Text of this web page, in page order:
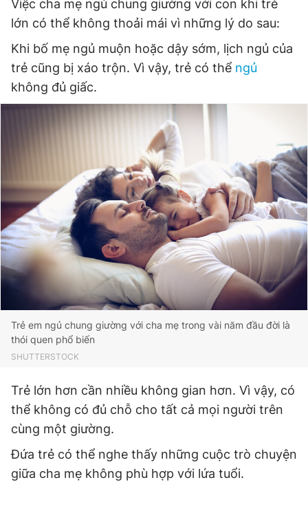
Giấy phép xuất bản số 110/GP - BTTTT cấp ngày 24.3.2020
© 2003-2026 Bản quyền thuộc về Báo Thanh Niên. Cấm sao
bản. Phát triển bởi ePi Technologies, JSC.
Việc cha mẹ ngủ chung giường với con khi trẻ
lớn có thể không thoải mái vì những lý do sau:
Khi bố mẹ ngủ muộn hoặc dậy sớm, lịch ngủ của
trẻ cũng bị xáo trộn. Vì vậy, trẻ có thể ngủ
không đủ giấc.
Trẻ em ngủ chung giường với cha mẹ trong vài năm đầu đời là
thói quen phổ biến
SHUTTERSTOCK
Trẻ lớn hơn cần nhiều không gian hơn. Vì vậy, có
thể không có đủ chỗ cho tất cả mọi người trên
cùng một giường.
Đứa trẻ có thể nghe thấy những cuộc trò chuyện
giữa cha mẹ không phù hợp với lứa tuổi.